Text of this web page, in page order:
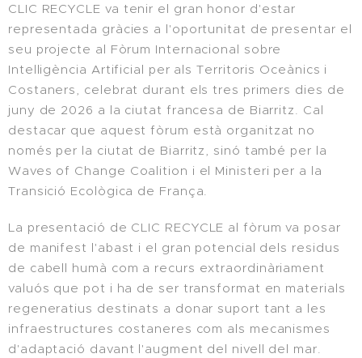
CLIC RECYCLE va tenir el gran honor d'estar
representada gràcies a l'oportunitat de presentar el
seu projecte al Fòrum Internacional sobre
Intelligència Artificial per als Territoris Oceànics i
Costaners, celebrat durant els tres primers dies de
juny de 2026 a la ciutat francesa de Biarritz. Cal
destacar que aquest fòrum està organitzat no
només per la ciutat de Biarritz, sinó també per la
Waves of Change Coalition i el Ministeri per a la
Transició Ecològica de França.
La presentació de CLIC RECYCLE al fòrum va posar
de manifest l'abast i el gran potencial dels residus
de cabell humà com a recurs extraordinàriament
valuós que pot i ha de ser transformat en materials
regeneratius destinats a donar suport tant a les
infraestructures costaneres com als mecanismes
d'adaptació davant l'augment del nivell del mar.